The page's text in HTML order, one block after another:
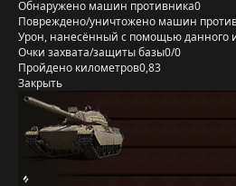
Обнаружено машин противника0
Повреждено/уничтожено машин
Урон, нанесённый с помощью данного
Очки захвата/защиты базы0/0
Пройдено километров0,83
Закрыть